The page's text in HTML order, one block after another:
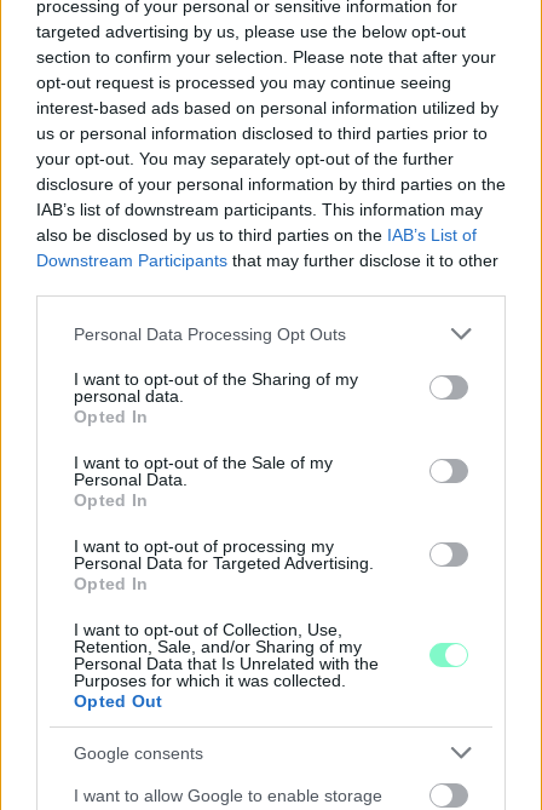
processing of your personal or sensitive information for
targeted advertising by us, please use the below opt-out
section to confirm your selection. Please note that after your
opt-out request is processed you may continue seeing
interest-based ads based on personal information utilized by
us or personal information disclosed to third parties prior to
your opt-out. You may separately opt-out of the further
disclosure of your personal information by third parties on the
IAB’s list of downstream participants. This information may
also be disclosed by us to third parties on the IAB’s List of
Downstream Participants that may further disclose it to other
Please note that this website/app uses one or more Google
not limited to your visit or usage behaviour. You may click to
grant or deny consent to Google and its third-party tags to
use your data for below specified purposes in below Google
consent section.
Personal Data Processing Opt Outs
I want to opt-out of the Sharing of my
personal data.
Opted In
I want to opt-out of the Sale of my
Personal Data.
Opted In
I want to opt-out of processing my
Personal Data for Targeted Advertising.
Opted In
I want to opt-out of Collection, Use,
Retention, Sale, and/or Sharing of my
Personal Data that Is Unrelated with the
Purposes for which it was collected.
Opted Out
Google consents
I want to allow Google to enable storage
Észtország, Szlovénia és Svédország következik.
Szólj hozzá!
MAGYAR PÉTER: 868 MILLIÁRD FORINTOS
BERUHÁZÁSI CSOMAGGAL ERŐSÍTIK
MAGYARORSZÁG ENERGIAELLÁTÁSÁT, MIKÖZBEN
TOVÁBBRA IS KRITIKUS NAPOK ELÉ NÉZ AZ ORSZÁG
Átfogó energetikai fejlesztési programot fogadott el a
kormány.